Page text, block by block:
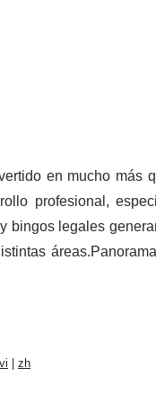
en mucho más
profesional,
legales
vi zh